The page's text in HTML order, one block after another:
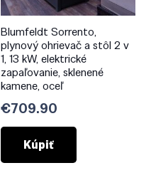
Blumfeldt Sorrento,
plynový ohrievač a stôl 2 v
1, 13 kW, elektrické
zapaľovanie, sklenené
kamene, oceľ
€709.90
Kúpiť